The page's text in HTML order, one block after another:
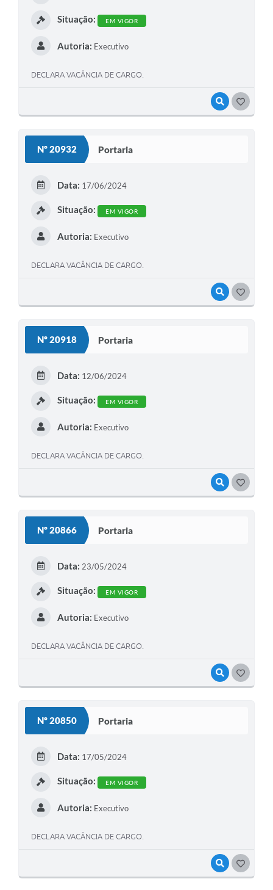
VISUALIZAR
Situação: EM VIGOR
Autoria: Executivo
DECLARA VACÂNCIA DE CARGO.
Nº 20932 Portaria
VISUALIZAR
Data: 17/06/2024
Situação: EM VIGOR
Autoria: Executivo
DECLARA VACÂNCIA DE CARGO.
Nº 20918 Portaria
VISUALIZAR
Data: 12/06/2024
Situação: EM VIGOR
Autoria: Executivo
DECLARA VACÂNCIA DE CARGO.
Nº 20866 Portaria
VISUALIZAR
Data: 23/05/2024
Situação: EM VIGOR
Autoria: Executivo
DECLARA VACÂNCIA DE CARGO.
Nº 20850 Portaria
VISUALIZAR
Data: 17/05/2024
Situação: EM VIGOR
Autoria: Executivo
DECLARA VACÂNCIA DE CARGO.